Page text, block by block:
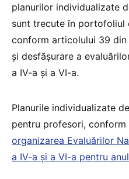
planurilor individualizate
sunt trecute în portofoliul
conform articolului 39 din
și desfășurare a
a IV-a și a VI-a.
Planurile individualizate
pentru profesori, conform
organizarea Evaluărilor
a IV-a și a VI-a pentru